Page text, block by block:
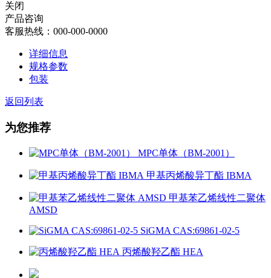
关闭
产品咨询
客服热线：000-000-0000
详细信息
规格参数
包装
返回列表
为您推荐
MPC单体（BM-2001）
甲基丙烯酸异丁酯 IBMA
甲基苯乙烯线性二聚体
AMSD
SiGMA CAS:69861-02-5
丙烯酸羟乙酯 HEA